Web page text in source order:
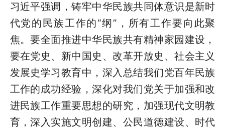
习近平强调，铸牢中华民族共同体意识是新时
代党的民族工作的“纲”，所有工作要向此聚
焦。要全面推进中华民族共有精神家园建设，
要在党史、新中国史、改革开放史、社会主义
发展史学习教育中，深入总结我们党百年民族
工作的成功经验，深化对我们党关于加强和改
进民族工作重要思想的研究，加强现代文明教
育，深入实施文明创建、公民道德建设、时代